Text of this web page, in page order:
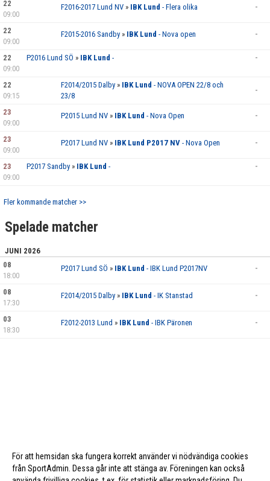
KONTAKT
BILDBANK
IBK LUND PLAY
UTOMHUSPLANER
22
09:00
F2016-2017 Lund NV » IBK Lund - Flera olika -
22
09:00
F2015-2016 Sandby » IBK Lund - Nova open -
22
09:00
P2016 Lund SÖ » IBK Lund - -
22
09:15
F2014/2015 Dalby » IBK Lund - NOVA OPEN 22/8 och
23/8
-
23
09:00
P2015 Lund NV » IBK Lund - Nova Open -
23
09:00
P2017 Lund NV » IBK Lund P2017 NV - Nova Open -
23
09:00
P2017 Sandby » IBK Lund - -
Fler kommande matcher >>
Spelade matcher
JUNI 2026
08
18:00
P2017 Lund SÖ » IBK Lund - IBK Lund P2017NV -
08
17:30
F2014/2015 Dalby » IBK Lund - IK Stanstad -
03
18:30
F2012-2013 Lund » IBK Lund - IBK Päronen -
För att hemsidan ska fungera korrekt använder vi nödvändiga cookies
från SportAdmin. Dessa går inte att stänga av. Föreningen kan också